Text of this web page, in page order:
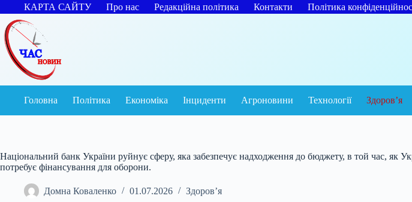
Перейти
до
вмісту
КАРТА САЙТУ Про нас Редакційна політика Контакти Політика
Головна Політика Економіка Інциденти Агроновини Технології Здоров’я
Національний банк України руйнує сферу, яка забезпечує надходження до бюджету, в той час, як
потребує фінансування для оборони.
Домна Коваленко 01.07.2026 Здоров’я